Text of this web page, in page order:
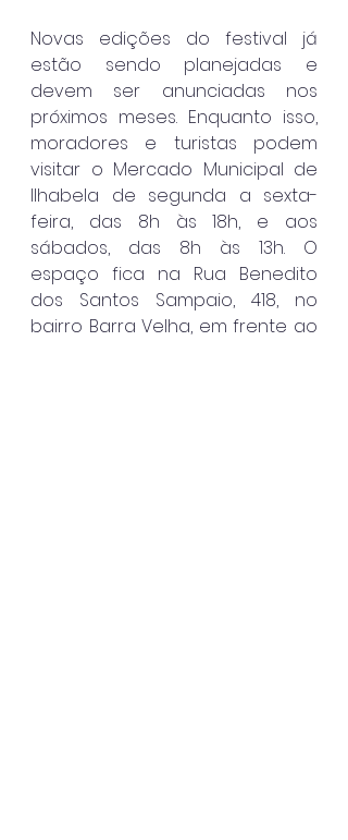
Novas edições do festival já
estão sendo planejadas e
devem ser anunciadas nos
próximos meses. Enquanto isso,
moradores e turistas podem
visitar o Mercado Municipal de
Ilhabela de segunda a sexta-
feira, das 8h às 18h, e aos
sábados, das 8h às 13h. O
espaço fica na Rua Benedito
dos Santos Sampaio, 418, no
bairro Barra Velha, em frente ao